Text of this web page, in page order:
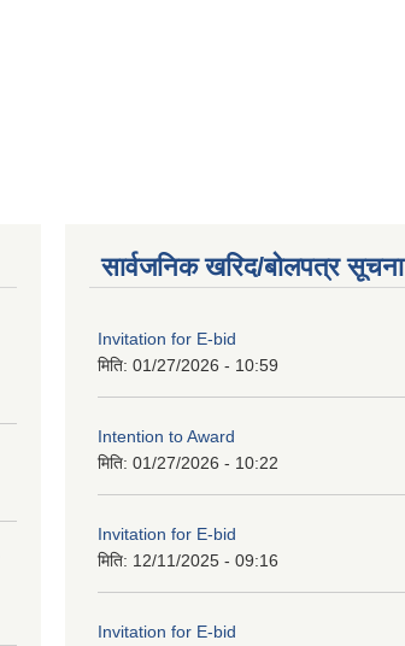
सार्वजनिक खरिद/बोलपत्र सूचना
Invitation for E-bid
मिति: 01/27/2026 - 10:59
Intention to Award
मिति: 01/27/2026 - 10:22
Invitation for E-bid
मिति: 12/11/2025 - 09:16
Invitation for E-bid